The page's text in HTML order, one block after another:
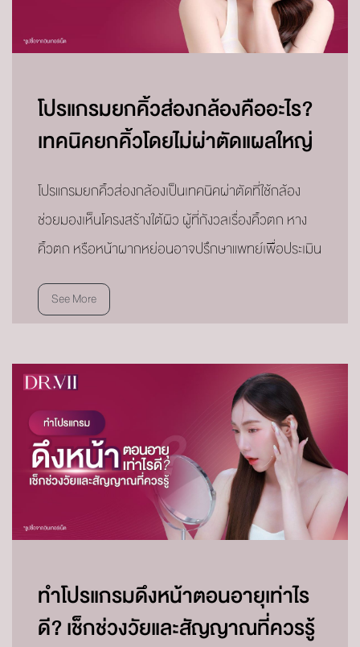
โปรแกรมยกคิ้วส่องกล้องคืออะไร?
เทคนิคยกคิ้วโดยไม่ผ่าตัดแผลใหญ่
โปรแกรมยกคิ้วส่องกล้องเป็นเทคนิคผ่าตัดที่ใช้กล้อง
ช่วยมองเห็นโครงสร้างใต้ผิว ผู้ที่กังวลเรื่องคิ้วตก หาง
คิ้วตก หรือหน้าผากหย่อนอาจปรึกษาแพทย์เพื่อประเมิน
See More
ทำโปรแกรมดึงหน้าตอนอายุเท่าไร
ดี? เช็กช่วงวัยและสัญญาณที่ควรรู้